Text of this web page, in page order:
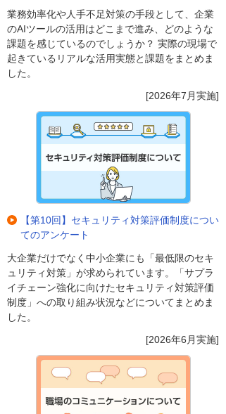
業務効率化や人手不足対策の手段として、企業
のAIツールの活用はどこまで進み、どのような
課題を感じているのでしょうか？ 実際の現場で
起きているリアルな活用実態と課題をまとめま
した。
[2026年7月実施]
【第10回】セキュリティ対策評価制度につい
てのアンケート
大企業だけでなく中小企業にも「最低限のセキ
ュリティ対策」が求められています。「サプラ
イチェーン強化に向けたセキュリティ対策評価
制度」への取り組み状況などについてまとめま
した。
[2026年6月実施]